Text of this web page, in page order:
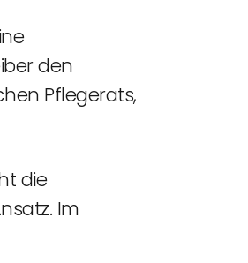
den
Pflegerats,
die
Im